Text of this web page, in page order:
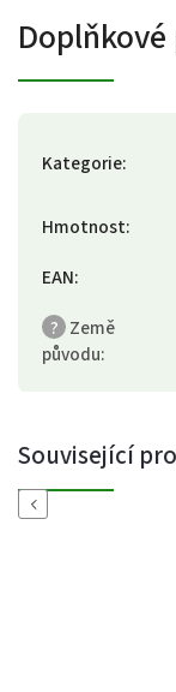
Kategorie:
Hmotnost:
EAN:
? Země
původu:
Související
Previous